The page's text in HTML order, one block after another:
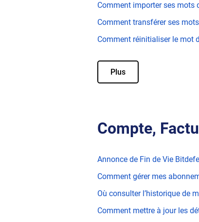
Comment importer ses mots
Comment transférer ses
Comment réinitialiser le mot
Plus
Compte,
Annonce de Fin de Vie
Comment gérer mes
Où consulter l’historique de
Comment mettre à jour les